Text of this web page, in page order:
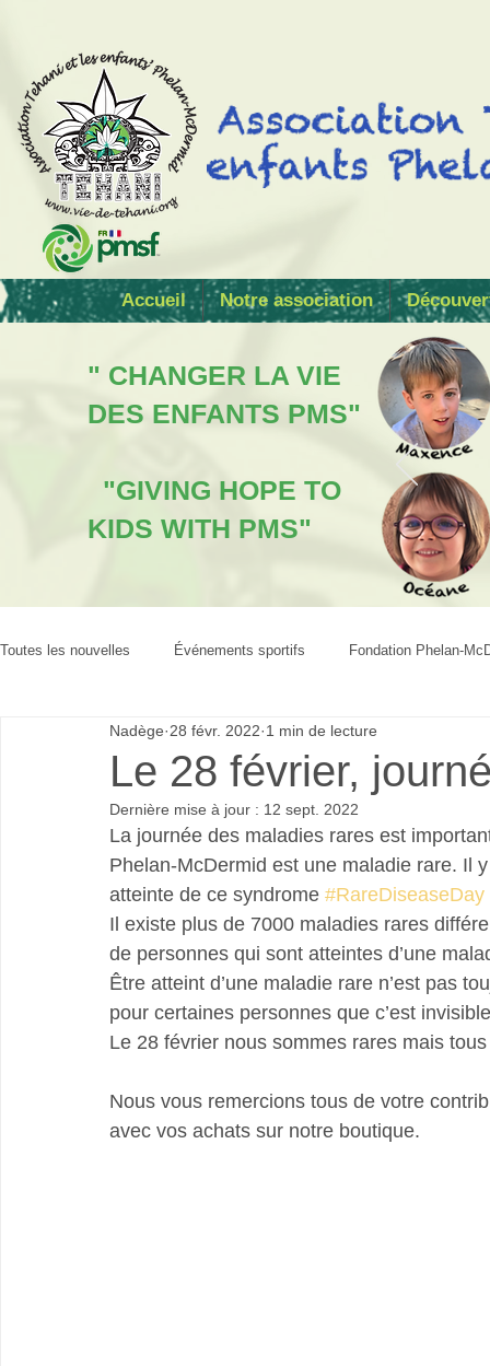
Accueil Notre association
" CHANGER LA VIE
DES ENFANTS PMS"
"GIVING HOPE TO
KIDS WITH PMS"
Toutes les nouvelles Événements sportifs Fondation Phelan-
Le 28 février,
Nadège 28 févr. 2022 1 min de lecture
Dernière mise à jour : 12 sept. 2022
La journée des maladies rares est
Phelan-McDermid est une maladie rare. Il
atteinte de ce syndrome #RareDiseaseDay
Il existe plus de 7000 maladies rares
de personnes qui sont atteintes d’une
Être atteint d’une maladie rare n’est pas
pour certaines personnes que c’est
Le 28 février nous sommes rares mais
Nous vous remercions tous de votre
avec vos achats sur notre boutique.